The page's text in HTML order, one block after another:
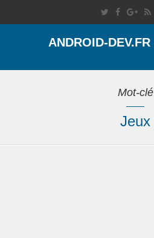
ANDROID-DEV.FR
Mot-clé
Jeux